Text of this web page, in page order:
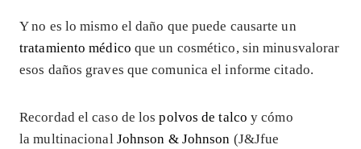
Y no es lo mismo el daño que puede causarte un
tratamiento médico que un cosmético, sin minusvalorar
esos daños graves que comunica el informe citado.
Recordad el caso de lospolvos de talco y cómo
la multinacional Johnson & Johnson (J&Jfue